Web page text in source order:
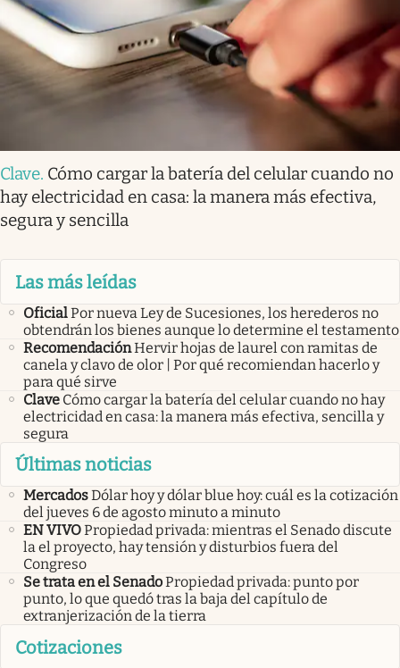
Clave. Cómo cargar la batería del celular cuando no
hay electricidad en casa: la manera más efectiva,
segura y sencilla
Las más leídas
OficialPor nueva Ley de Sucesiones, los herederos no
obtendrán los bienes aunque lo determine el testamento
RecomendaciónHervir hojas de laurel con ramitas de
canela y clavo de olor | Por qué recomiendan hacerlo y
para qué sirve
Clave Cómo cargar la batería del celular cuando no hay
electricidad en casa: la manera más efectiva, sencilla y
segura
Últimas noticias
MercadosDólar hoy y dólar blue hoy: cuál es la cotización
del jueves 6 de agosto minuto a minuto
EN VIVOPropiedad privada: mientras el Senado discute
la el proyecto, hay tensión y disturbios fuera del
Congreso
Se trata en el SenadoPropiedad privada: punto por
punto, lo que quedó tras la baja del capítulo de
extranjerización de la tierra
Cotizaciones